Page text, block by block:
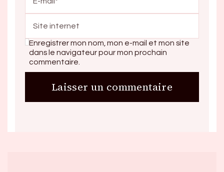
Enregistrer mon nom, mon e-mail et mon site
dans le navigateur pour mon prochain
commentaire.